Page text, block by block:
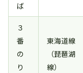
ば
３
番
の
り
東海道線
（琵琶湖
線）